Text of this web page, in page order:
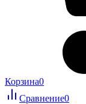
Корзина0
Сравнение0